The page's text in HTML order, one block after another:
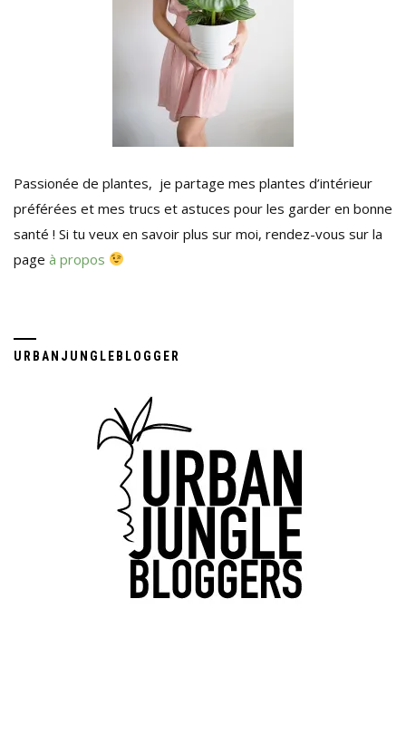
Passionée de plantes, je partage mes plantes d’intérieur
préférées et mes trucs et astuces pour les garder en bonne
santé ! Si tu veux en savoir plus sur moi, rendez-vous sur la
page à propos
URBANJUNGLEBLOGGER